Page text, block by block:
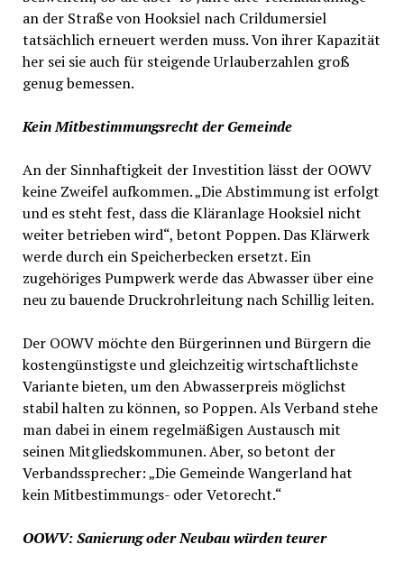
an der Straße von Hooksiel nach Crildumersiel
tatsächlich erneuert werden muss. Von ihrer Kapazität
her sei sie auch für steigende Urlauberzahlen groß
genug bemessen.
Kein Mitbestimmungsrecht der Gemeinde
An der Sinnhaftigkeit der Investition lässt der OOWV
keine Zweifel aufkommen. „Die Abstimmung ist erfolgt
und es steht fest, dass die Kläranlage Hooksiel nicht
weiter betrieben wird“, betont Poppen. Das Klärwerk
werde durch ein Speicherbecken ersetzt. Ein
zugehöriges Pumpwerk werde das Abwasser über eine
neu zu bauende Druckrohrleitung nach Schillig leiten.
Der OOWV möchte den Bürgerinnen und Bürgern die
kostengünstigste und gleichzeitig wirtschaftlichste
Variante bieten, um den Abwasserpreis möglichst
stabil halten zu können, so Poppen. Als Verband stehe
man dabei in einem regelmäßigen Austausch mit
seinen Mitgliedskommunen. Aber, so betont der
Verbandssprecher: „Die Gemeinde Wangerland hat
kein Mitbestimmungs- oder Vetorecht.“
OOWV: Sanierung oder Neubau würden teurer